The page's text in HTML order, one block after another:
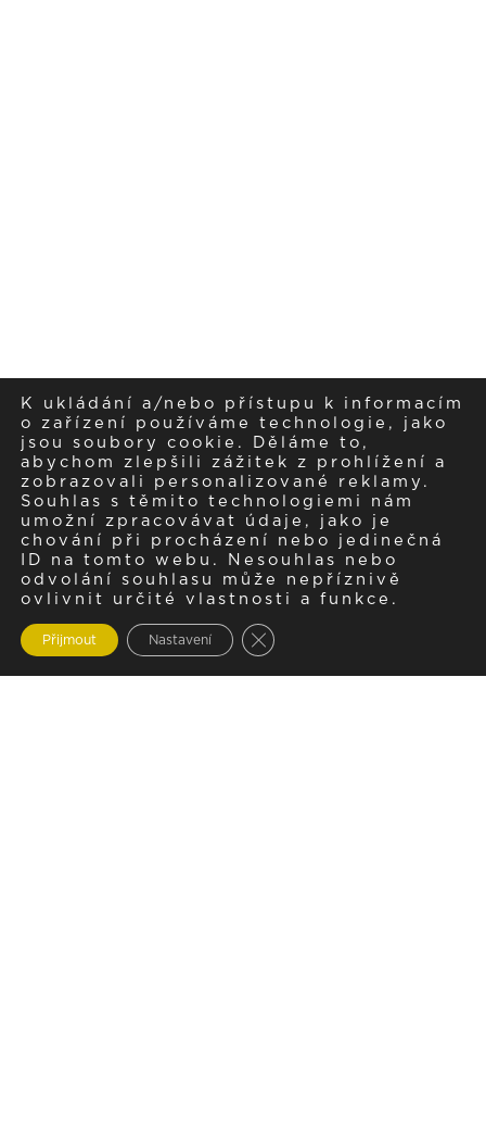
sledujte nás na
instagramu
K ukládání a/nebo přístupu k informacím
o zařízení používáme technologie, jako
jsou soubory cookie. Děláme to,
abychom zlepšili zážitek z prohlížení a
zobrazovali personalizované reklamy.
Souhlas s těmito technologiemi nám
umožní zpracovávat údaje, jako je
chování při procházení nebo jedinečná
ID na tomto webu. Nesouhlas nebo
odvolání souhlasu může nepříznivě
ovlivnit určité vlastnosti a funkce.
Přijmout Nastavení Zavřít cookie lištu GDPR